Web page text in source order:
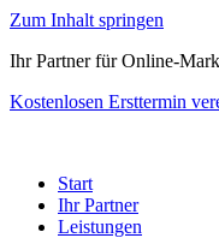
Zum Inhalt springen
Ihr Partner für Online-
Kostenlosen Ersttermin
Start
Ihr Partner
Leistungen